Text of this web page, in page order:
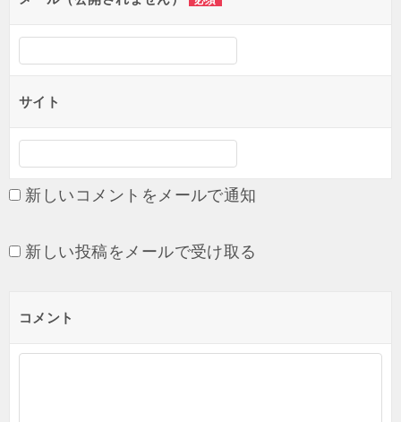
サイト
新しいコメントをメールで通知
新しい投稿をメールで受け取る
コメント